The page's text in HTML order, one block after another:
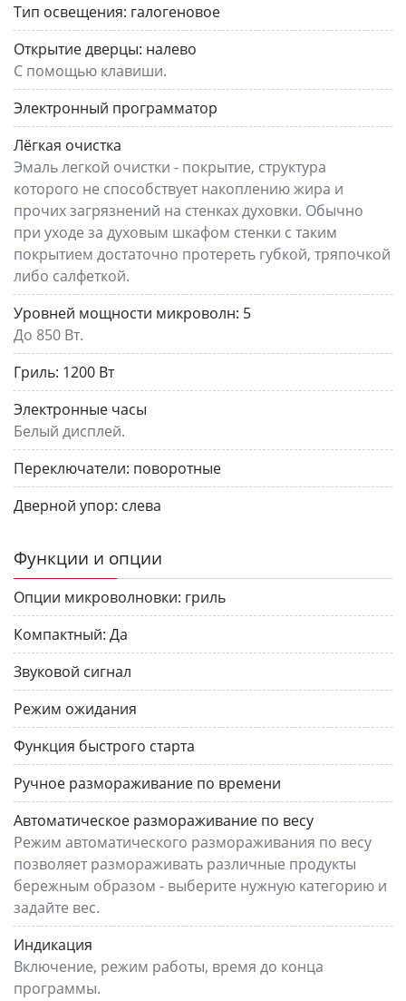
Тип освещения: галогеновое
Открытие дверцы: налево
С помощью клавиши.
Электронный программатор
Лёгкая очистка
Эмаль легкой очистки - покрытие, структура
которого не способствует накоплению жира и
прочих загрязнений на стенках духовки. Обычно
при уходе за духовым шкафом стенки с таким
покрытием достаточно протереть губкой, тряпочкой
либо салфеткой.
Уровней мощности микроволн: 5
До 850 Вт.
Гриль: 1200 Вт
Электронные часы
Белый дисплей.
Переключатели: поворотные
Дверной упор: слева
Функции и опции
Опции микроволновки: гриль
Компактный: Да
Звуковой сигнал
Режим ожидания
Функция быстрого старта
Ручное размораживание по времени
Автоматическое размораживание по весу
Режим автоматического размораживания по весу
позволяет размораживать различные продукты
бережным образом - выберите нужную категорию и
задайте вес.
Индикация
Включение, режим работы, время до конца
программы.